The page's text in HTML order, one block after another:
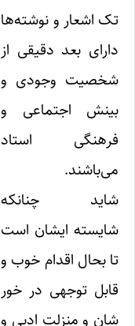
تک اشعار و نوشته‌ها
دارای بعد دقیقی از
شخصیت وجودی و
بینش اجتماعی و
فرهنگی استاد
می‌باشند.
شاید چنانکه
شایسته ایشان است
تا بحال اقدام خوب و
قابل توجهی در خور
شان و منزلت ادبی و